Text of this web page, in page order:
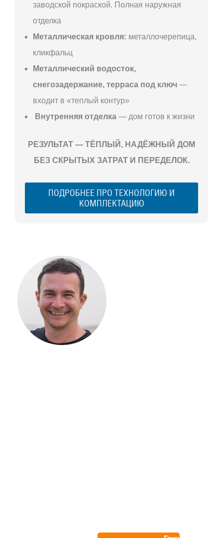
заводской покраской. Полная наружная
отделка
Металлическая кровля: металлочерепица,
кликфальц
Металлический водосток,
снегозадержание, терраса под ключ —
входит в «теплый контур»
Внутренняя отделка — дом готов к жизни
РЕЗУЛЬТАТ — ТЁПЛЫЙ, НАДЁЖНЫЙ ДОМ
БЕЗ СКРЫТЫХ ЗАТРАТ И ПЕРЕДЕЛОК.
ПОДРОБНЕЕ ПРО ТЕХНОЛОГИЮ И
КОМПЛЕКТАЦИЮ